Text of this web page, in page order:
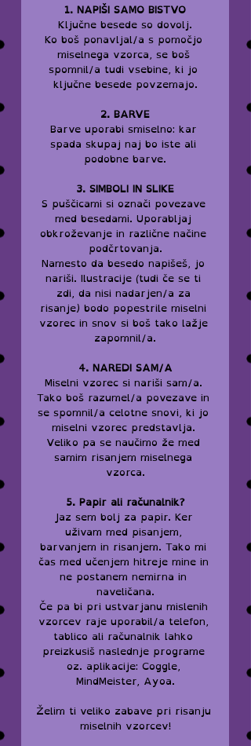
1. NAPIŠI SAMO BISTVO
Ključne besede so dovolj.
Ko boš ponavljal/a s pomočjo
miselnega vzorca, se boš
spomnil/a tudi vsebine, ki jo
ključne besede povzemajo.
2. BARVE
Barve uporabi smiselno: kar
spada skupaj naj bo iste ali
podobne barve.
3. SIMBOLI IN SLIKE
S puščicami si označi povezave
med besedami. Uporabljaj
obkroževanje in različne načine
podčrtovanja.
Namesto da besedo napišeš, jo
nariši. Ilustracije (tudi če se ti
zdi, da nisi nadarjen/a za
risanje) bodo popestrile miselni
vzorec in snov si boš tako lažje
zapomnil/a.
4. NAREDI SAM/A
Miselni vzorec si nariši sam/a.
Tako boš razumel/a povezave in
se spomnil/a celotne snovi, ki jo
miselni vzorec predstavlja.
Veliko pa se naučimo že med
samim risanjem miselnega
vzorca.
5. Papir ali računalnik?
Jaz sem bolj za papir. Ker
uživam med pisanjem,
barvanjem in risanjem. Tako mi
čas med učenjem hitreje mine in
ne postanem nemirna in
naveličana.
Če pa bi pri ustvarjanu mislenih
vzorcev raje uporabil/a telefon,
tablico ali računalnik lahko
preizkusiš naslednje programe
oz. aplikacije: Coggle,
MindMeister, Ayoa.
Želim ti veliko zabave pri risanju
miselnih vzorcev!